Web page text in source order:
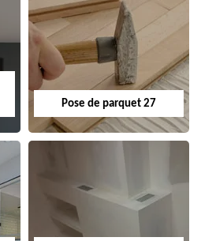
Pose de parquet 27